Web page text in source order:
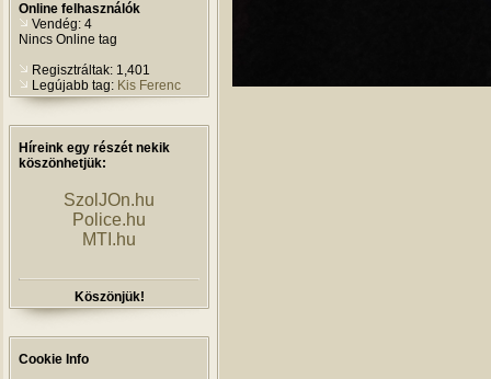
Online felhasználók
Vendég: 4
Nincs Online tag
Regisztráltak: 1,401
Legújabb tag: Kis Ferenc
Híreink egy részét nekik
köszönhetjük:
SzolJOn.hu
Police.hu
MTI.hu
Köszönjük!
Cookie Info